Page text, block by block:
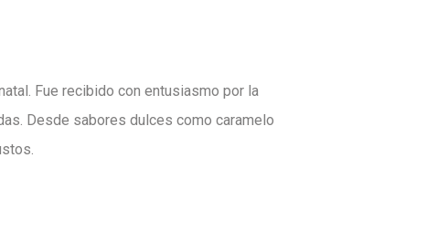
Fue recibido con entusiasmo por la
Desde sabores dulces como caramelo